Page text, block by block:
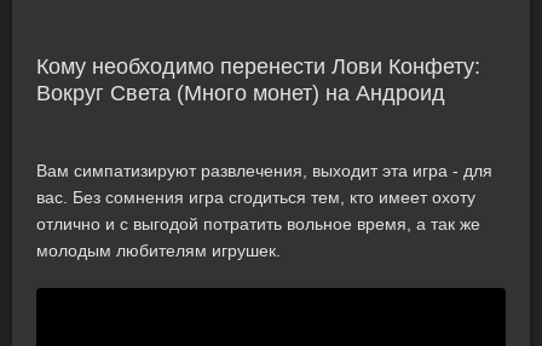
Кому необходимо перенести Лови Конфету:
Вокруг Света (Много монет) на Андроид
Вам симпатизируют развлечения, выходит эта игра - для
вас. Без сомнения игра сгодиться тем, кто имеет охоту
отлично и с выгодой потратить вольное время, а так же
молодым любителям игрушек.